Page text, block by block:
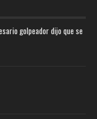
golpeador dijo que se